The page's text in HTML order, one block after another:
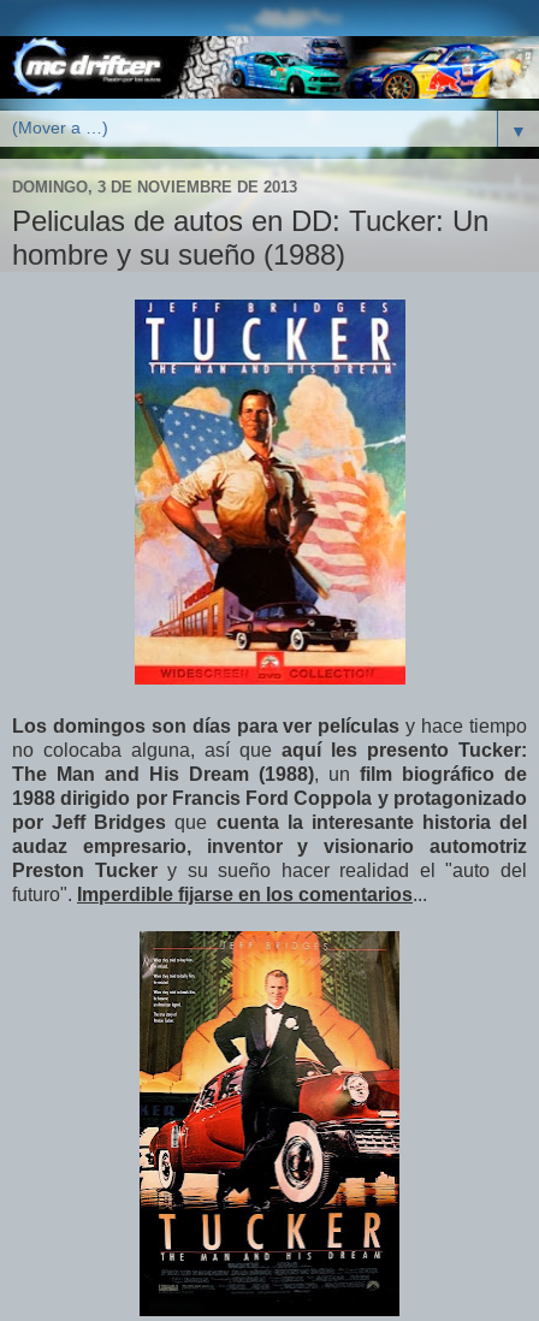
▼
DOMINGO, 3 DE NOVIEMBRE DE 2013
Peliculas de autos en DD: Tucker: Un
hombre y su sueño (1988)
Los domingos son días para ver películas y hace tiempo
no colocaba alguna, así que aquí les presento Tucker:
The Man and His Dream (1988), un film biográfico de
1988 dirigido por Francis Ford Coppola y protagonizado
por Jeff Bridges que cuenta la interesante historia del
audaz empresario, inventor y visionario automotriz
Preston Tuckery su sueño hacer realidad el "auto del
futuro". Imperdible fijarse en los comentarios...